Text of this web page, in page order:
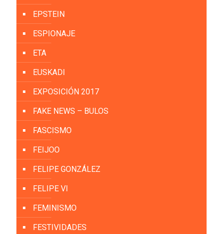
EPSTEIN
ESPIONAJE
ETA
EUSKADI
EXPOSICIÓN 2017
FAKE NEWS – BULOS
FASCISMO
FEIJOO
FELIPE GONZÁLEZ
FELIPE VI
FEMINISMO
FESTIVIDADES